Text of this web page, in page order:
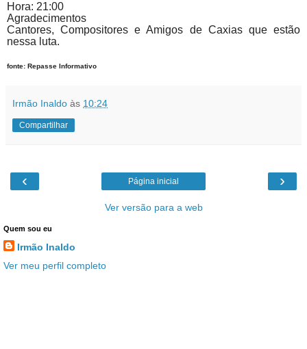
Hora: 21:00
Agradecimentos
Cantores, Compositores e Amigos de Caxias que estão
nessa luta.
fonte: Repasse Informativo
Irmão Inaldo às 10:24
Compartilhar
‹ ›
Página inicial
Ver versão para a web
Quem sou eu
Irmão Inaldo
Ver meu perfil completo